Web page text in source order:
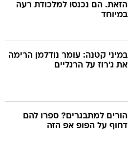
הזאת. הם נכנסו למלכודת רעה
במיוחד
במיני קטנה: עומר נודלמן הרימה
את ג'רוז על הרגליים
הורים למתבגרים? ספרו להם
דחוף על הפופ אפ הזה